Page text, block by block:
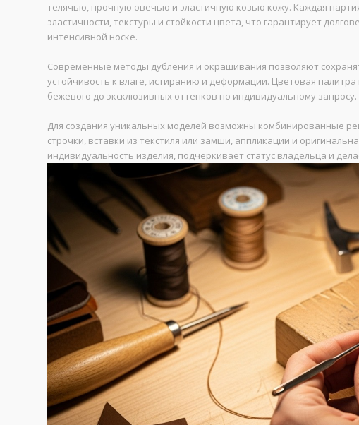
телячью, прочную овечью и эластичную козью кожу. Каждая
эластичности, текстуры и стойкости цвета, что гарантирует
интенсивной носке.
Современные методы дубления и окрашивания позволяют
устойчивость к влаге, истиранию и деформации. Цветовая
бежевого до эксклюзивных оттенков по индивидуальному запросу.
Для создания уникальных моделей возможны комбинированные
строчки, вставки из текстиля или замши, аппликации и
индивидуальность изделия, подчеркивает статус владельца и